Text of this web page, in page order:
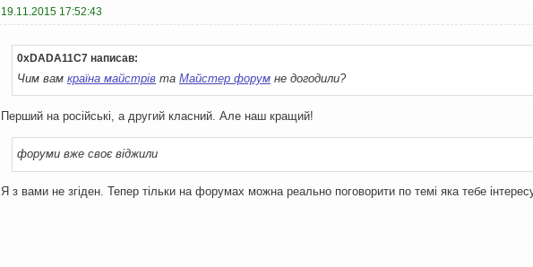
19.11.2015 17:52:43
0xDADA11C7 написав:
Чим вам країна майстрів та Майстер форум не догодили?
Перший на російські, а другий класний. Але наш кращий!
форуми вже своє віджили
Я з вами не згіден. Тепер тільки на форумах можна реально поговорити по темі яка тебе